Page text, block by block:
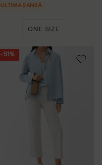
ULTIMA ȘANSĂ
ONE SIZE
- 51%